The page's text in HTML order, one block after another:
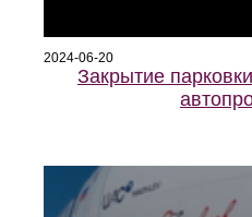
2024-06-20
Закрытие